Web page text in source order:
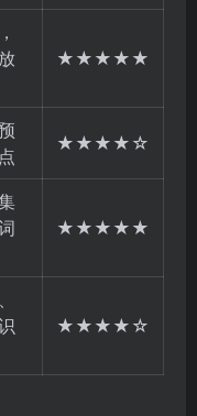
★★★★★
★★★★☆
★★★★★
★★★★☆